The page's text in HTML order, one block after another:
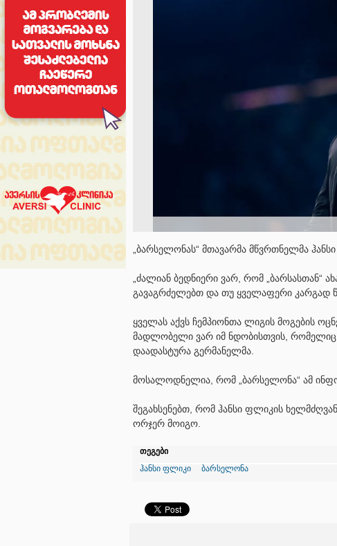
„ბარსელონას“ მთავარმა მწვრთნელმა
„ძალიან ბედნიერი ვარ, რომ „ბარსასთან“
გავაგრძელებთ და თუ ყველაფერი კარგად
ყველას აქვს ჩემპიონთა ლიგის მოგების
მადლობელი ვარ იმ ნდობისთვის, რომელიც
დაადასტურა გერმანელმა.
მოსალოდნელია, რომ „ბარსელონა“ ამ
შეგახსენებთ, რომ ჰანსი ფლიკის
ორჯერ მოიგო.
თეგები
ჰანსი ფლიკი
ბარსელონა